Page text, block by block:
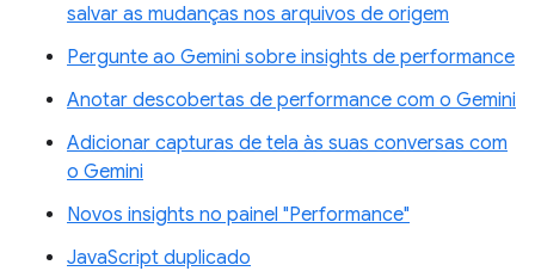
salvar as mudanças nos arquivos de origem
Pergunte ao Gemini sobre insights de performance
Anotar descobertas de performance com o Gemini
Adicionar capturas de tela às suas conversas com
o Gemini
Novos insights no painel "Performance"
JavaScript duplicado